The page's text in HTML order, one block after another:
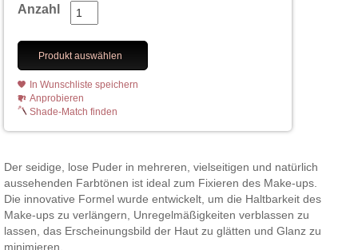
Anzahl
Produkt auswählen
In Wunschliste speichern
Anprobieren
Shade-Match finden
Der seidige, lose Puder in mehreren, vielseitigen und natürlich
aussehenden Farbtönen ist ideal zum Fixieren des Make-ups.
Die innovative Formel wurde entwickelt, um die Haltbarkeit des
Make-ups zu verlängern, Unregelmäßigkeiten verblassen zu
lassen, das Erscheinungsbild der Haut zu glätten und Glanz zu
minimieren.